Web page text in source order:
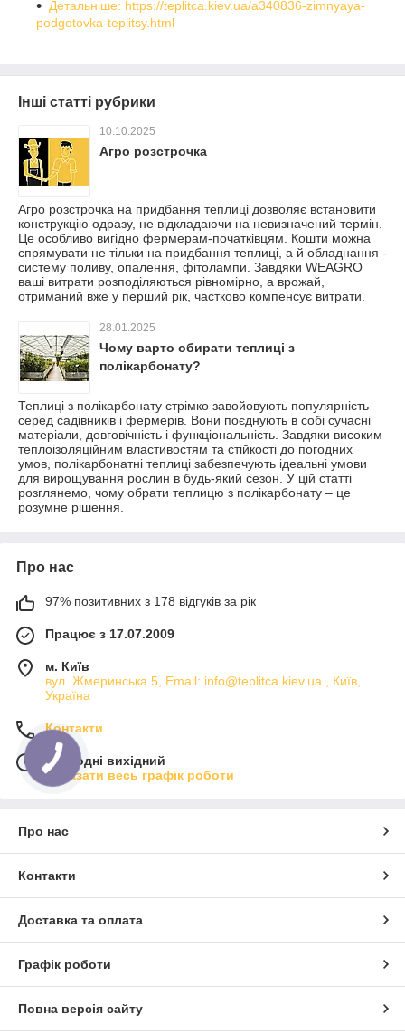
Детальніше: https://teplitca.kiev.ua/a340836-zimnyaya-
podgotovka-teplitsy.html
Інші статті рубрики
10.10.2025
Агро розстрочка
Агро розстрочка на придбання теплиці дозволяє встановити
конструкцію одразу, не відкладаючи на невизначений термін.
Це особливо вигідно фермерам-початківцям. Кошти можна
спрямувати не тільки на придбання теплиці, а й обладнання -
систему поливу, опалення, фітолампи. Завдяки WEAGRO
ваші витрати розподіляються рівномірно, а врожай,
отриманий вже у перший рік, частково компенсує витрати.
28.01.2025
Чому варто обирати теплиці з
полікарбонату?
Теплиці з полікарбонату стрімко завойовують популярність
серед садівників і фермерів. Вони поєднують в собі сучасні
матеріали, довговічність і функціональність. Завдяки високим
теплоізоляційним властивостям та стійкості до погодних
умов, полікарбонатні теплиці забезпечують ідеальні умови
для вирощування рослин в будь-який сезон. У цій статті
розглянемо, чому обрати теплицю з полікарбонату – це
розумне рішення.
Про нас
97% позитивних з 178 відгуків за рік
Працює з 17.07.2009
м. Київ
вул. Жмеринська 5, Email: info@teplitca.kiev.ua , Київ,
Україна
Контакти
Сьогодні вихідний
Показати весь графік роботи
Про нас
Контакти
Доставка та оплата
Графік роботи
Повна версія сайту